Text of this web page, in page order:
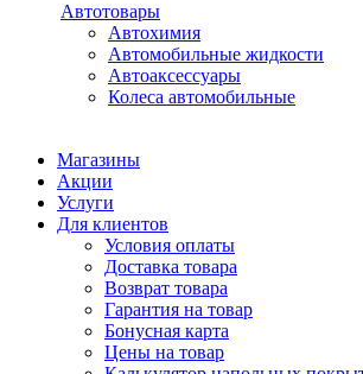
Автотовары
Автохимия
Автомобильные жидкости
Автоаксессуары
Колеса автомобильные
Магазины
Акции
Услуги
Для клиентов
Условия оплаты
Доставка товара
Возврат товара
Гарантия на товар
Бонусная карта
Цены на товар